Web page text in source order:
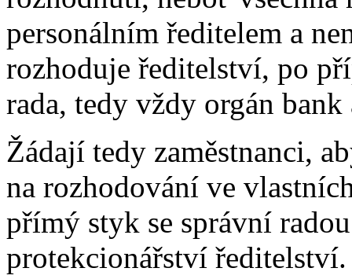
personálním ředitelem a
rozhoduje ředitelství, po
rada, tedy vždy orgán
Žádají tedy zaměstnanci,
na rozhodování ve
přímý styk se správní
protekcionářství